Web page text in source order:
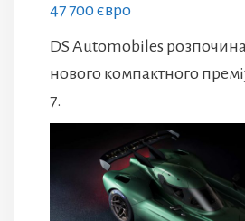
47 700 євро
DS Automobiles
нового компактного
7.